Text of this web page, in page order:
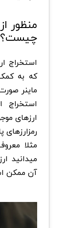
منظور
چیست؟
استخراج
که به
ماینر
استخراج
ارزهای
رمزارزهای
مثلا
میدانید
آن ممکن